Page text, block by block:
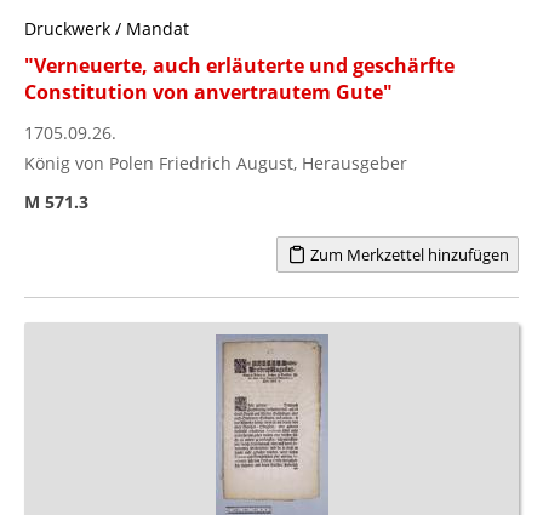
Druckwerk / Mandat
"Verneuerte, auch erläuterte und geschärfte
Constitution von anvertrautem Gute"
1705.09.26.
König von Polen Friedrich August, Herausgeber
M 571.3
Zum Merkzettel hinzufügen